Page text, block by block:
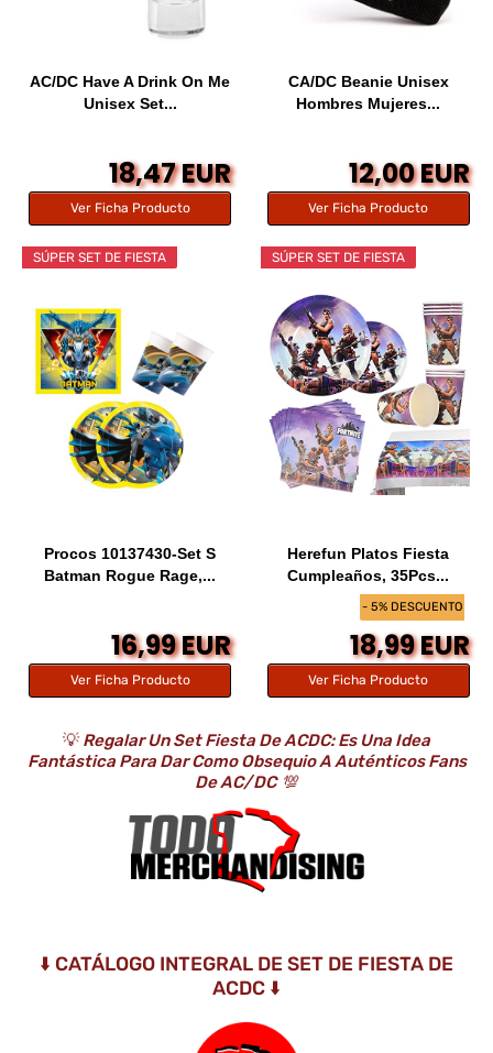
AC/DC Have A Drink On Me
Unisex Set...
18,47 EUR
Ver Ficha Producto
CA/DC Beanie Unisex
Hombres Mujeres...
12,00 EUR
Ver Ficha Producto
SÚPER SET DE FIESTA
Procos 10137430-Set S
Batman Rogue Rage,...
16,99 EUR
Ver Ficha Producto
- 5% DESCUENTO
SÚPER SET DE FIESTA
Herefun Platos Fiesta
Cumpleaños, 35Pcs...
18,99 EUR
Ver Ficha Producto
💡 Regalar Un Set Fiesta De ACDC: Es Una Idea
Fantástica Para Dar Como Obsequio A Auténticos Fans
De AC/DC 💯
⬇️ CATÁLOGO INTEGRAL DE SET DE FIESTA DE
ACDC ⬇️